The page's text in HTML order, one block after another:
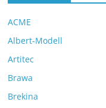
ACME
Albert-Modell
Artitec
Brawa
Brekina